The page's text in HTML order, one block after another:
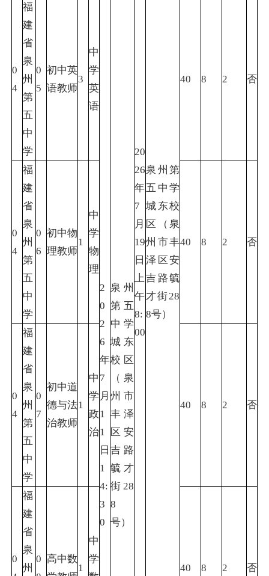
20
26
年
7
月
19
日
上
午
8:
00
泉州第
五中学
城东校
区（泉
州市丰
泽区安
吉路毓
才街28
8号）
2
0
2
6
年
7
月
1
1
日
1
4:
3
0
泉州
第五
中学
城东
校区
（泉
州市
丰泽
区安
吉路
毓才
街28
8
号）
0
4
福
建
省
泉
州
第
五
中
学
0
5
初中英
语教师
3
中
学
英
语
40 8 2 否
0
4
福
建
省
泉
州
第
五
中
学
0
6
初中物
理教师
1
中
学
物
理
40 8 2 否
0
4
福
建
省
泉
州
第
五
中
学
0
7
初中道
德与法
治教师
1
中
学
政
治
40 8 2 否
0
福
建
省
泉
州
0 高中数
1
中
学
40 8 2 否